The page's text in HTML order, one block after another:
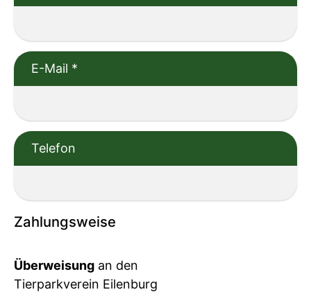
E-Mail *
Telefon
Zahlungsweise
Überweisung an den
Tierparkverein Eilenburg